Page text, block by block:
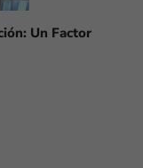
Un Factor